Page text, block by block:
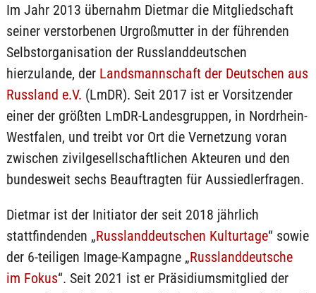
Im Jahr 2013 übernahm Dietmar die Mitgliedschaft
seiner verstorbenen Urgroßmutter in der führenden
Selbstorganisation der Russlanddeutschen
hierzulande, der Landsmannschaft der Deutschen aus
Russland e.V. (LmDR). Seit 2017 ist er Vorsitzender
einer der größten LmDR-Landesgruppen, in Nordrhein-
Westfalen, und treibt vor Ort die Vernetzung voran
zwischen zivilgesellschaftlichen Akteuren und den
bundesweit sechs Beauftragten für Aussiedlerfragen.
Dietmar ist der Initiator der seit 2018 jährlich
stattfindenden „Russlanddeutschen Kulturtage“ sowie
der 6-teiligen Image-Kampagne „Russlanddeutsche
im Fokus“. Seit 2021 ist er Präsidiumsmitglied der